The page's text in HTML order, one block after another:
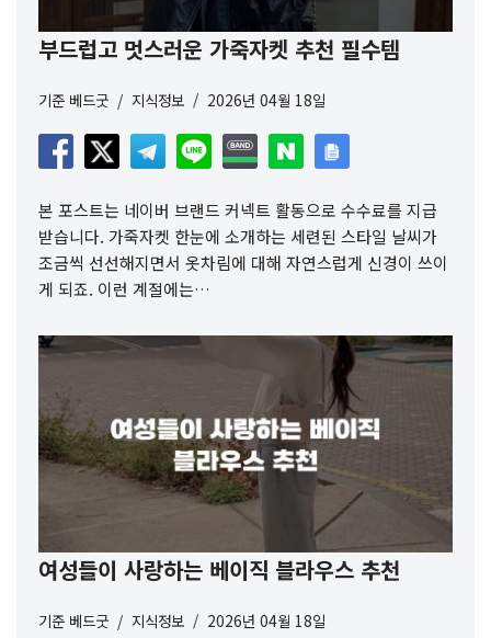
부드럽고 멋스러운 가죽자켓 추천 필수템
기준 베드굿 지식정보 2026년 04월 18일
본 포스트는 네이버 브랜드 커넥트 활동으로 수수료를 지급
받습니다. 가죽자켓 한눈에 소개하는 세련된 스타일 날씨가
조금씩 선선해지면서 옷차림에 대해 자연스럽게 신경이 쓰이
게 되죠. 이런 계절에는…
여성들이 사랑하는 베이직 블라우스 추천
기준 베드굿 지식정보 2026년 04월 18일